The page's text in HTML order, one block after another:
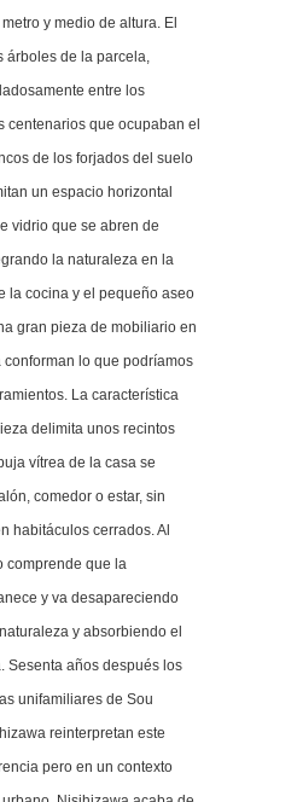
y medio de altura. El
árboles de la parcela,
entre los
centenarios que ocupaban el
de los forjados del suelo
un espacio horizontal
vidrio que se abren de
la naturaleza en la
la cocina y el pequeño aseo
gran pieza de mobiliario en
lo que podríamos
La característica
delimita unos recintos
vítrea de la casa se
comedor o estar, sin
habitáculos cerrados. Al
comprende que la
y va desapareciendo
y absorbiendo el
Sesenta años después los
unifamiliares de Sou
reinterpretan este
pero en un contexto